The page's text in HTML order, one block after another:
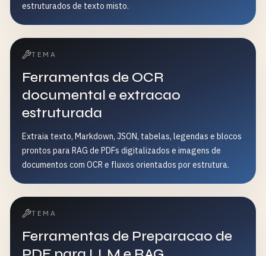
estruturados de texto misto.
TEMA
Ferramentas de OCR
documental e extracao
estruturada
Extraia texto, Markdown, JSON, tabelas, legendas e blocos
prontos para RAG de PDFs digitalizados e imagens de
documentos com OCR e fluxos orientados por estrutura.
TEMA
Ferramentas de Preparacao de